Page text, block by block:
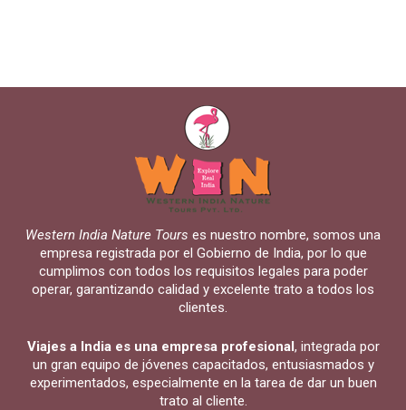
Western India Nature Tours es nuestro nombre, somos una
empresa registrada por el Gobierno de India, por lo que
cumplimos con todos los requisitos legales para poder
operar, garantizando calidad y excelente trato a todos los
clientes.
Viajes a India es una empresa profesional, integrada por
un gran equipo de jóvenes capacitados, entusiasmados y
experimentados, especialmente en la tarea de dar un buen
trato al cliente.